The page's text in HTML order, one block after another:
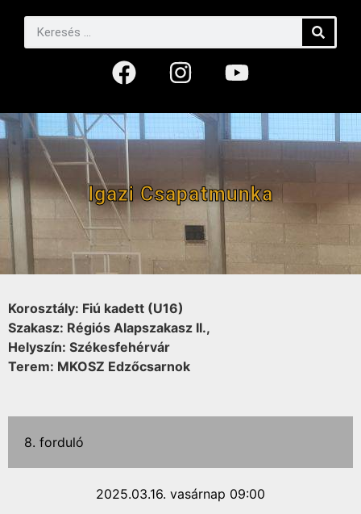
Igazi Csapatmunka
Korosztály: Fiú kadett (U16)
Szakasz: Régiós Alapszakasz II.,
Helyszín: Székesfehérvár
Terem: MKOSZ Edzőcsarnok
8. forduló
2025.03.16. vasárnap 09:00